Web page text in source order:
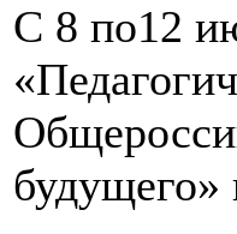
С 8 по12